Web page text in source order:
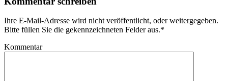
Ihre E-Mail-Adresse wird nicht veröffentlicht, oder weitergegeben.
Bitte füllen Sie die gekennzeichneten Felder aus.*
Kommentar